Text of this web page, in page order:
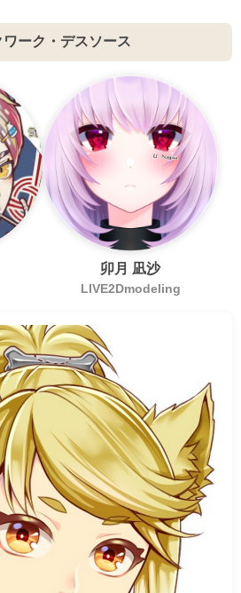
ワーク・デスソース
卯月 凪沙
LIVE2Dmodeling